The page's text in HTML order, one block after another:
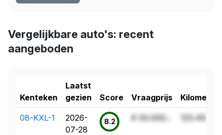
Vergelijkbare auto's: recent
aangeboden
Kenteken
Laatst
gezien
Score Vraagprijs
08-KXL-1
2026-
07-28
8.2 € 00.000,- 123.456 km